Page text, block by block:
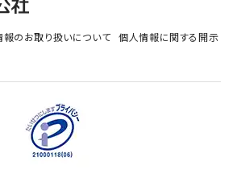
報のお取り扱いについて
個人情報に関する開示